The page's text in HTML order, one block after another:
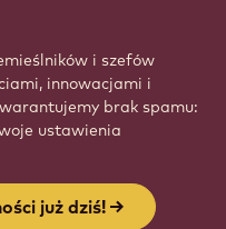
i szefów
innowacjami i
brak spamu:
ustawienia
już dziś!